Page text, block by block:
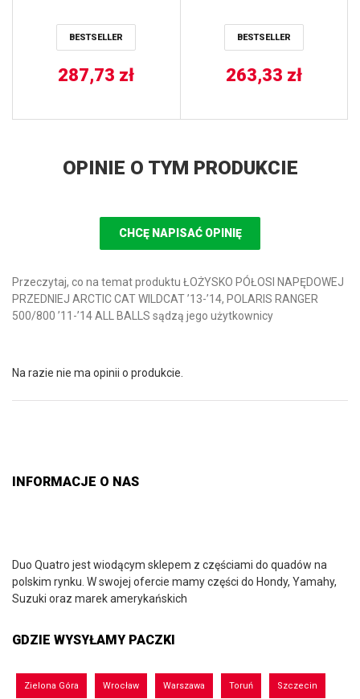
’11-’13 ALL BALLS
BESTSELLER
287,73 zł
BESTSELLER
263,33 zł
OPINIE O TYM PRODUKCIE
CHCĘ NAPISAĆ OPINIĘ
Przeczytaj, co na temat produktu ŁOŻYSKO PÓŁOSI NAPĘDOWEJ
PRZEDNIEJ ARCTIC CAT WILDCAT ’13-’14, POLARIS RANGER
500/800 ’11-’14 ALL BALLS sądzą jego użytkownicy
Na razie nie ma opinii o produkcie.
INFORMACJE O NAS
Duo Quatro jest wiodącym sklepem z częściami do quadów na
polskim rynku. W swojej ofercie mamy części do Hondy, Yamahy,
Suzuki oraz marek amerykańskich
GDZIE WYSYŁAMY PACZKI
Zielona Góra Wrocław Warszawa Toruń Szczecin